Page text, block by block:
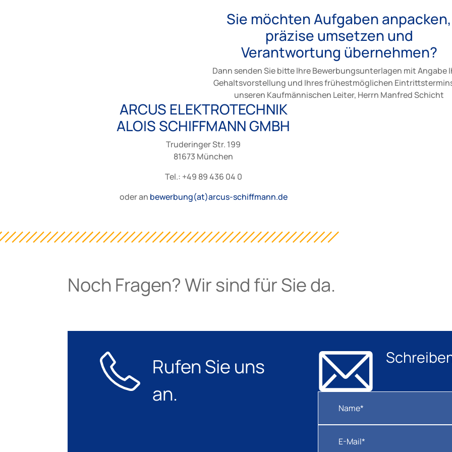
Sie möchten Aufgaben anpacken,
präzise umsetzen und
Verantwortung übernehmen?
Dann senden Sie bitte Ihre Bewerbungsunterlagen mit Angabe
Gehaltsvorstellung und Ihres frühestmöglichen
unseren Kaufmännischen Leiter, Herrn Manfred Schicht
ARCUS ELEKTROTECHNIK
ALOIS SCHIFFMANN GMBH
Truderinger Str. 199
81673 München
Tel.: +49 89 436 04 0
oder an bewerbung(at)arcus-schiffmann.de
Noch Fragen? Wir sind für Sie da.
Rufen Sie uns
an.